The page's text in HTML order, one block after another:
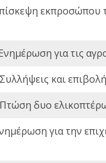
εκπροσώπου
για τις
Συλλήψεις και
Πτώση δυο
για την